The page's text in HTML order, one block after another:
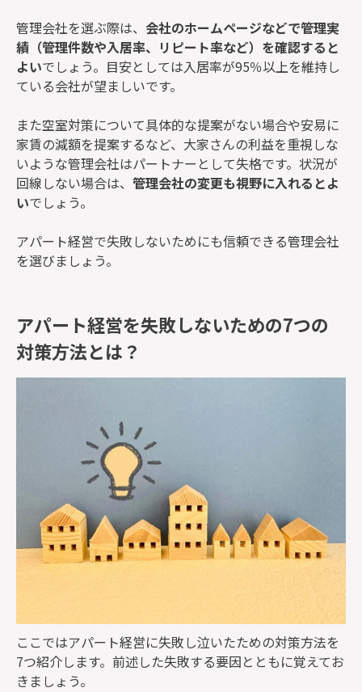
管理会社を選ぶ際は、 会社のホームページなどで管理実
績（管理件数や入居率、リピート率など）を確認すると
よいでしょう。目安としては入居率が95％以上を維持し
ている会社が望ましいです。
また空室対策について具体的な提案がない場合や安易に
家賃の減額を提案するなど、大家さんの利益を重視しな
いような管理会社はパートナーとして失格です。状況が
回線しない場合は、 管理会社の変更も視野に入れるとよ
いでしょう。
アパート経営で失敗しないためにも信頼できる管理会社
を選びましょう。
アパート経営を失敗しないための7つの
対策方法とは？
ここではアパート経営に失敗し泣いたための対策方法を
7つ紹介します。前述した失敗する要因とともに覚えてお
きましょう。